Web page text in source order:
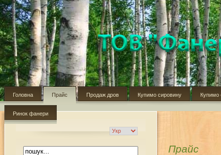
Головна Прайс Продаж дров Купимо сировину Купимо
Ринок фанери
Прайс